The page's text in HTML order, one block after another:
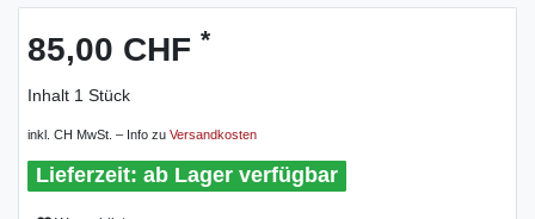
85,00 CHF *
Inhalt 1 Stück
inkl. CH MwSt. – Info zu Versandkosten
ab Lager verfügbar